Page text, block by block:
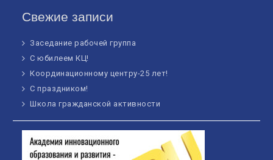
Свежие записи
Заседание рабочей группа
С юбилеем КЦ!
Координационному центру-25 лет!
С праздником!
Школа гражданской активности